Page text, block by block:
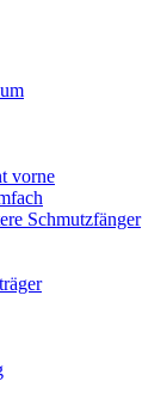
vorne
Schmutzfänger